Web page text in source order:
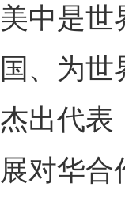
中是
、为
出代
对华合